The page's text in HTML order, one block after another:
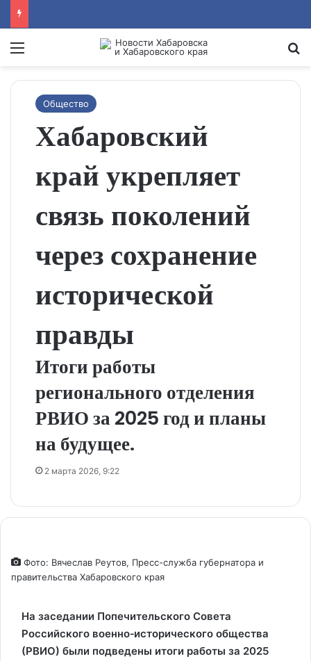
Menu
Общество
Хабаровский
край укрепляет
связь поколений
через сохранение
исторической
правды
Итоги работы
регионального отделения
РВИО за 2025 год и планы
на будущее.
2 марта 2026, 9:22
Фото: Вячеслав Реутов, Пресс-служба губернатора и
правительства Хабаровского края
На заседании Попечительского Совета
Российского военно‑исторического общества
(РВИО) были подведены итоги работы за 2025